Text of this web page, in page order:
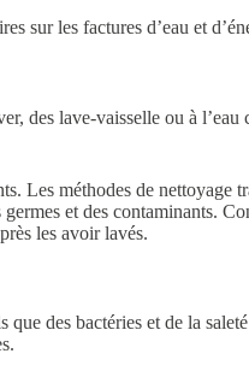
sur les factures d’eau et
des lave-vaisselle ou à
Les méthodes de
et des contaminants.
les avoir lavés.
des bactéries et de la